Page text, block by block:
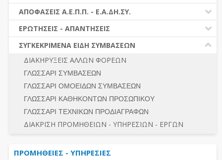
ΔΗΜΟΤΙΚΟΣ ΚΩΔΙΚΑΣ (Ν.3463/2006)
ΚΑΛΛΙΚΡΑΤΗΣ (Ν.3852/2010)
ΝΟΜΟΘΕΣΙΑ - ΝΟΜΟΛΟΓΙΑ (ΣΥΝΟΛΟ)
ΝΟΜΟΘΕΣΙΑ - ΝΟΜΟΛΟΓΙΑ COVID -19
ΕΡΩΤΗΣΕΙΣ - ΑΠΑΝΤΗΣΕΙΣ
ΑΠΟΦΑΣΕΙΣ Α.Ε.Π.Π. - Ε.Α.ΔΗ.ΣΥ.
ΠΡΟΔΙΚΑΣΤΙΚΗ ΠΡΟΣΦΥΓΗ
ΓΕΝΙΚΟΙ ΚΑΝΟΝΕΣ
ΔΙΚΑΙΟΥΜΕΝΟΙ ΣΥΜΜΕΤΟΧΗΣ
ΠΡΟΣΦΟΡΕΣ – ΔΙΚΑΙΟΛΟΓΗΤΙΚΑ ΣΥΜΜΕΤΟΧΗΣ
ΔΙΕΞΑΓΩΓΗ ΔΙΑΔΙΚΑΣΙΑΣ
ΕΣΗΔΗΣ – ΚΗΜΔΗΣ
ΠΕΡΙΛΗΨΕΙΣ ΑΠΟΦΑΣΕΩΝ Α.Ε.Π.Π. - Ε.Α.ΔΗ.ΣΥ.
ΣΥΝΟΛΟ
ΕΡΩΤΗΣΕΙΣ - ΑΠΑΝΤΗΣΕΙΣ
Ν. 4782/2021 - ΤΡΟΠΟΠΟΙΗΣΗ 4412/2016
ΔΙΕΞΑΓΩΓΗ ΔΙΑΔΙΚΑΣΙΑΣ
ΔΙΑΔΙΚΑΣΙΕΣ ΑΝΑΘΕΣΗΣ
ΓΕΝΙΚΟΙ ΚΑΝΟΝΕΣ
ΠΡΟΕΤΟΙΜΑΣΙΑ - ΔΗΜΟΣΙΟΤΗΤΑ
ΛΟΓΟΙ ΑΠΟΚΛΕΙΣΜΟΥ-ΔΙΚΑΙΟΥΜΕΝΟΙ ΣΥΜΜΕΤΟΧΗΣ
ΠΡΟΣΦΟΡΕΣ - ΔΙΚΑΙΟΛΟΓΗΤΙΚΑ ΣΥΜΜΕΤΟΧΗΣ
ΣΥΓΚΕΚΡΙΜΕΝΑ ΕΙΔΗ ΣΥΜΒΑΣΕΩΝ
ΔΙΑΚΗΡΥΞΕΙΣ ΑΛΛΩΝ ΦΟΡΕΩΝ
ΓΛΩΣΣΑΡΙ ΣΥΜΒΑΣΕΩΝ
ΓΛΩΣΣΑΡΙ ΟΜΟΕΙΔΩΝ ΣΥΜΒΑΣΕΩΝ
ΓΛΩΣΣΑΡΙ ΚΑΘΗΚΟΝΤΩΝ ΠΡΟΣΩΠΙΚΟΥ
ΓΛΩΣΣΑΡΙ ΤΕΧΝΙΚΩΝ ΠΡΟΔΙΑΓΡΑΦΩΝ
ΔΙΑΚΡΙΣΗ ΠΡΟΜΗΘΕΙΩΝ - ΥΠΗΡΕΣΙΩΝ - ΕΡΓΩΝ
ΠΡΟΜΗΘΕΙΕΣ - ΥΠΗΡΕΣΙΕΣ